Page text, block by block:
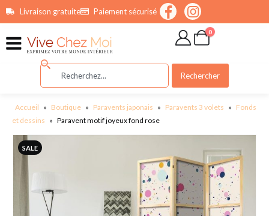
principalLivraison gratuite Paiement sécurisé
0
Rechercher
Accueil » Boutique » Paravents japonais » Paravents 3 volets » Fonds
et dessins » Paravent motif joyeux fond rose
SALE